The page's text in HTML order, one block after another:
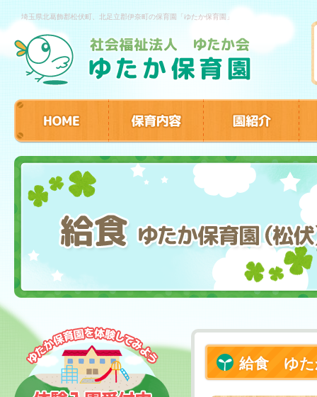
埼玉県北葛飾郡松伏町、北足立郡伊奈町の保育園「ゆたか保育園」
給食 ゆた